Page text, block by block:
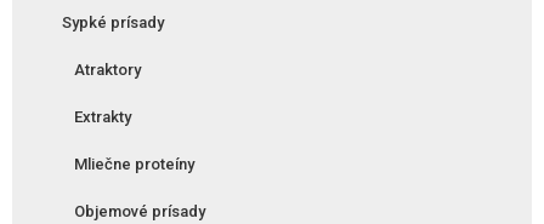
Sypké prísady
Atraktory
Extrakty
Mliečne proteíny
Objemové prísady